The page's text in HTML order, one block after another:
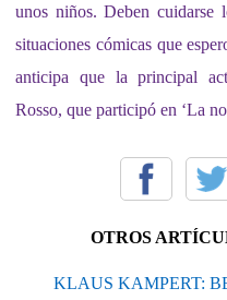
unos niños. Deben cuidarse
situaciones cómicas que
anticipa que la principal
Rosso, que participó en ‘La
OTROS
KLAUS KAMPERT: